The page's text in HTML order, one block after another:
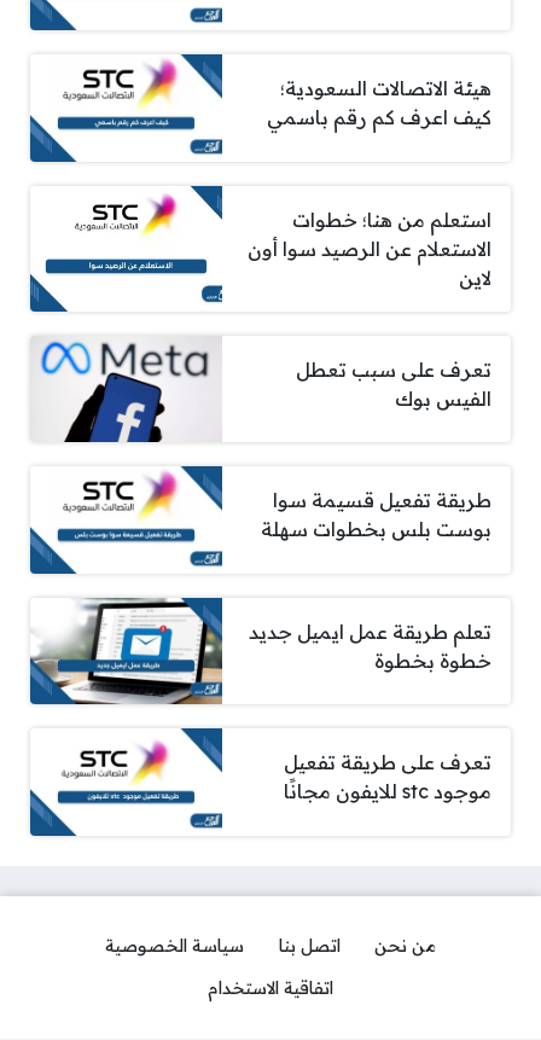
هيئة الاتصالات السعودية؛
كيف اعرف كم رقم باسمي
استعلم من هنا؛ خطوات
الاستعلام عن الرصيد سوا أون
لاين
تعرف على سبب تعطل
الفيس بوك
طريقة تفعيل قسيمة سوا
بوست بلس بخطوات سهلة
تعلم طريقة عمل ايميل جديد
خطوة بخطوة
تعرف على طريقة تفعيل
موجود stc للايفون مجانًا
من نحن اتصل بنا
سياسة الخصوصية
اتفاقية الاستخدام